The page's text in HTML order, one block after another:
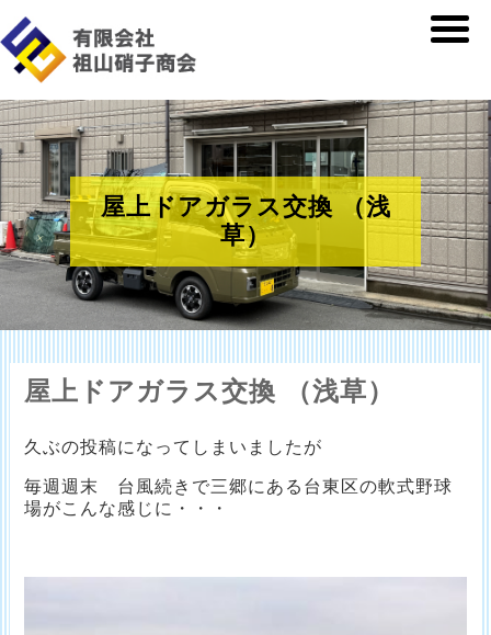
屋上ドアガラス交換 （浅
草）
屋上ドアガラス交換 （浅草）
久ぶの投稿になってしまいましたが
毎週週末 台風続きで三郷にある台東区の軟式野球
場がこんな感じに・・・